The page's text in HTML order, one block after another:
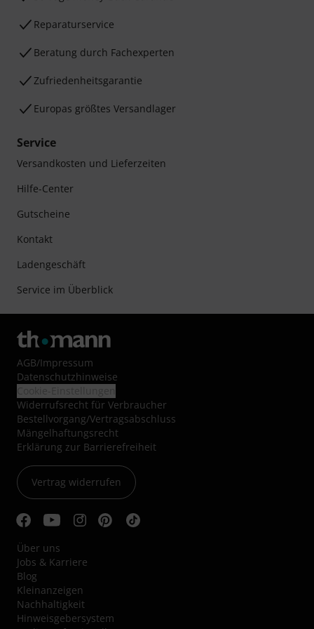
Reparaturservice
Beratung durch Fachexperten
Zufriedenheitsgarantie
Europas größtes Versandlager
Service
Versandkosten und Lieferzeiten
Hilfe-Center
Gutscheine
Kontakt
Ladengeschäft
Service im Überblick
AGB/Impressum
Datenschutzhinweise
Widerrufsrecht für Verbraucher
Bestellvorgang/Vertragsabschluss
Mängelhaftungsrecht
Erklärung zur Barrierefreiheit
Vertrag widerrufen
Über uns
Jobs & Karriere
Blog
Kleinanzeigen
Nachhaltigkeit
Hinweisgebersystem